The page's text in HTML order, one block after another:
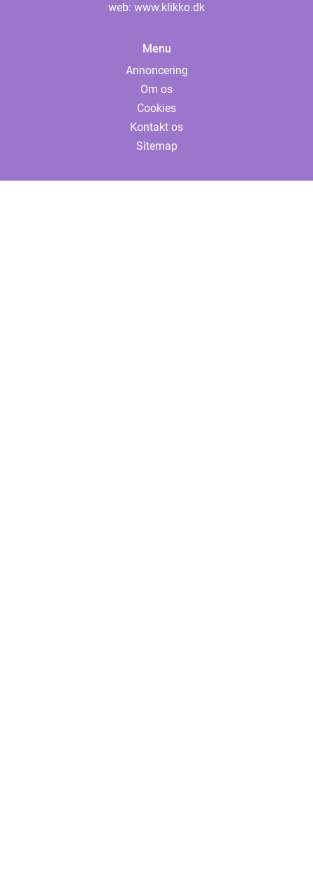
web: www.klikko.dk
Menu
Annoncering
Om os
Cookies
Kontakt os
Sitemap